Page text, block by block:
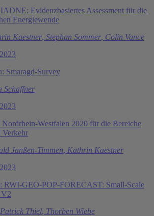
Evidenzbasiertes Assessment für die
Energiewende
Kaestner, Stephan Sommer, Colin Vance
Smaragd-Survey
Schaffner
Westfalen 2020 für die Bereiche
Verkehr
Janßen-Timmen, Kathrin Kaestner
RWI-GEO-POP-FORECAST: Small-Scale
V2
Patrick Thiel, Thorben Wiebe